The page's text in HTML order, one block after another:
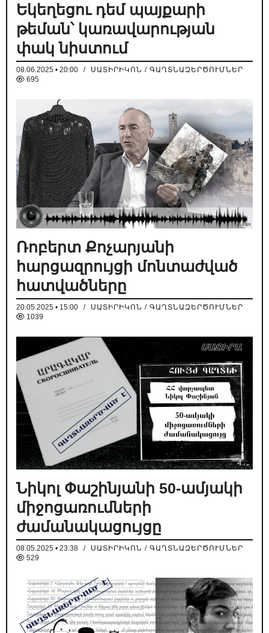
Եկեղեցու դեմ պայքարի
թեման՝ կառավարության
փակ նիստում
08.06.2025 • 20:00 /
ՍԱՏԻՐԻԿՈՆ / ԳԱՂՏՆԱԶԵՐԾՈՒՄՆԵՐ
695
Ռոբերտ Քոչարյանի
հարցազրույցի մոնտաժված
հատվածները
20.05.2025 • 15:00 /
ՍԱՏԻՐԻԿՈՆ / ԳԱՂՏՆԱԶԵՐԾՈՒՄՆԵՐ
1039
Նիկոլ Փաշինյանի 50-ամյակի
միջոցառումների
ժամանակացույցը
08.05.2025 • 23:38 /
ՍԱՏԻՐԻԿՈՆ / ԳԱՂՏՆԱԶԵՐԾՈՒՄՆԵՐ
529